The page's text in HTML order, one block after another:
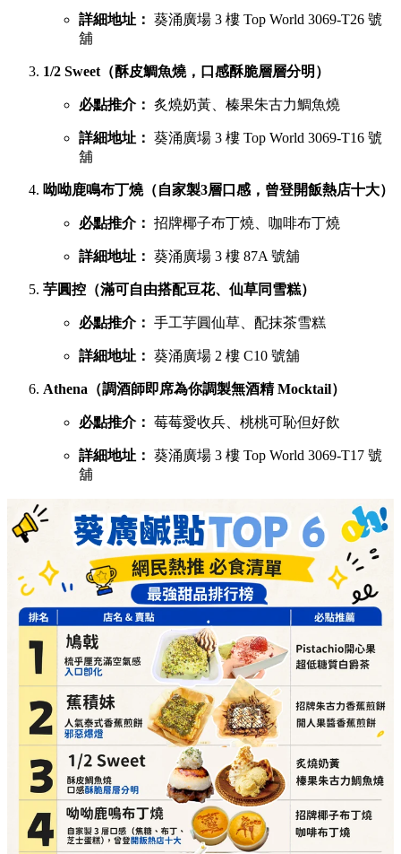
詳細地址： 葵涌廣場 3 樓 Top World 3069-T26 號
舖
1/2 Sweet（酥皮鯛魚燒，口感酥脆層層分明）
必點推介： 炙燒奶黃、榛果朱古力鯛魚燒
詳細地址： 葵涌廣場 3 樓 Top World 3069-T16 號
舖
呦呦鹿鳴布丁燒（自家製3層口感，曾登開飯熱店十大）
必點推介： 招牌椰子布丁燒、咖啡布丁燒
詳細地址： 葵涌廣場 3 樓 87A 號舖
芋圓控（滿可自由搭配豆花、仙草同雪糕）
必點推介： 手工芋圓仙草、配抹茶雪糕
詳細地址： 葵涌廣場 2 樓 C10 號舖
Athena（調酒師即席為你調製無酒精 Mocktail）
必點推介： 莓莓愛收兵、桃桃可恥但好飲
詳細地址： 葵涌廣場 3 樓 Top World 3069-T17 號
舖